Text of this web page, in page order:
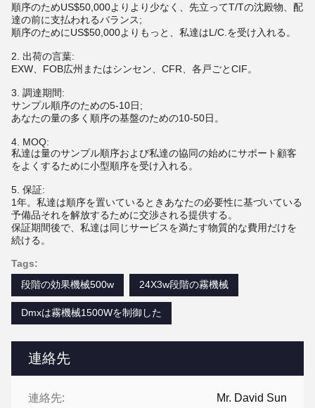
連絡先
連絡先: Mr. David Sun
順序のためUS$50,000よりより少なく、先立ってT/Tの沈殿物、配
達の前に支払われるバランス;
順序のためにUS$50,000よりもっと、私達はL/C.を受け入れる。
2. 出荷の言葉:
EXW、FOB広州またはシンセン、CFR、各戸ごとCIF。
3. 調達期間:
サンプル順序のための5-10日;
あなたの量の多く順序の基盤のための10-50日。
4. MOQ:
私達は量のサンプル順序および私達の協同の始めにサポート顧客
をよくするために小型順序を受け入れる。
5. 保証:
1年。私達は順序を置いているときあなたの必要性に基づいている
予備品それを解放するために交渉される提供する。
保証期間後で、私達は同じサービスを満たす物質的な費用だけを
続ける。
Tags:
段階の効果機械500w
24X3w段階の霧機械
Dmxは霧機械1500Wを制御した